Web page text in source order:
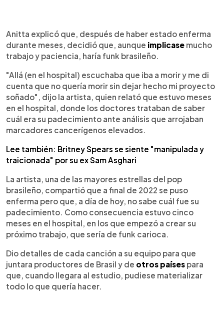
Escuchar artículo
Anitta explicó que, después de haber estado enferma
durante meses, decidió que, aunque implicase mucho
trabajo y paciencia, haría funk brasileño.
"Allá (en el hospital) escuchaba que iba a morir y me di
cuenta que no quería morir sin dejar hecho mi proyecto
soñado", dijo la artista, quien relató que estuvo meses
en el hospital, donde los doctores trataban de saber
cuál era su padecimiento ante análisis que arrojaban
marcadores cancerígenos elevados.
Lee también: Britney Spears se siente "manipulada y
traicionada" por su ex Sam Asghari
La artista, una de las mayores estrellas del pop
brasileño, compartió que a final de 2022 se puso
enferma pero que, a día de hoy, no sabe cuál fue su
padecimiento. Como consecuencia estuvo cinco
meses en el hospital, en los que empezó a crear su
próximo trabajo, que sería de funk carioca.
Dio detalles de cada canción a su equipo para que
juntara productores de Brasil y de otros países para
que, cuando llegara al estudio, pudiese materializar
todo lo que quería hacer.